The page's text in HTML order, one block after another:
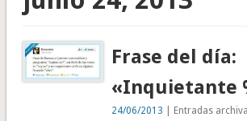
Frase del día:
«Inquietante
24/06/2013 | Entradas